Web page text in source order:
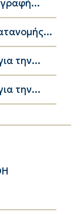
την...
την...